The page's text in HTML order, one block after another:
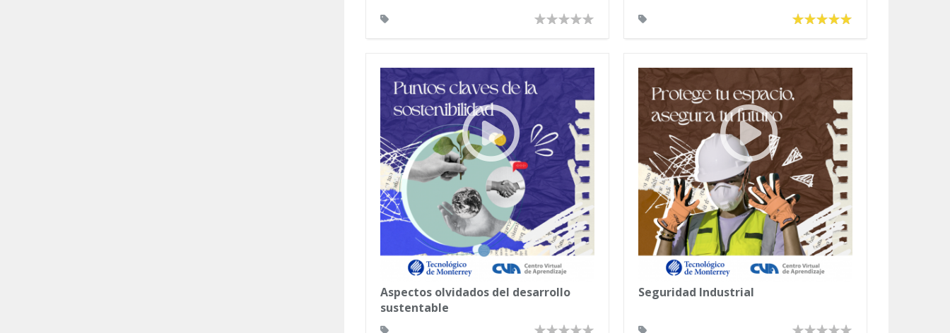
Aspectos olvidados del desarrollo
sustentable
Seguridad Industrial